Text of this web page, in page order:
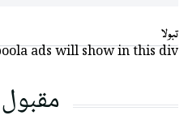
تبولا
ads will show in this div